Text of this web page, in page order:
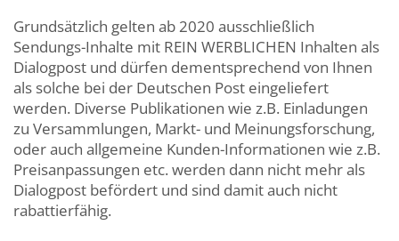
Grundsätzlich gelten ab 2020 ausschließlich
Sendungs-Inhalte mit REIN WERBLICHEN Inhalten als
Dialogpost und dürfen dementsprechend von Ihnen
als solche bei der Deutschen Post eingeliefert
werden. Diverse Publikationen wie z.B. Einladungen
zu Versammlungen, Markt- und Meinungsforschung,
oder auch allgemeine Kunden-Informationen wie z.B.
Preisanpassungen etc. werden dann nicht mehr als
Dialogpost befördert und sind damit auch nicht
rabattierfähig.